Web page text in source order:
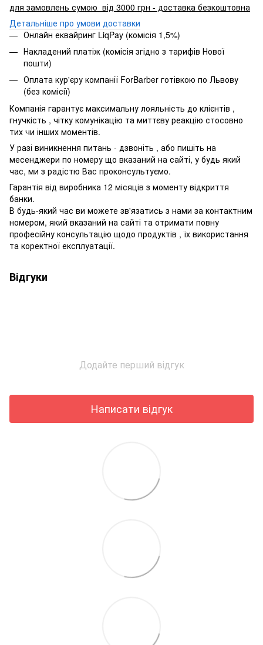
для замовлень сумою від 3000 грн - доставка безкоштовна
Детальніше про умови доставки
Онлайн еквайринг LiqPay (комісія 1,5%)
Накладений платіж (комісія згідно з тарифів Нової
пошти)
Оплата кур'єру компанії ForBarber готівкою по Львову
(без комісії)
Компанія гарантує максимальну лояльність до клієнтів ,
гнучкість , чітку комунікацію та миттєву реакцію стосовно
тих чи інших моментів.
У разі виникнення питань - дзвоніть , або пишіть на
месенджери по номеру що вказаний на сайті, у будь який
час, ми з радістю Вас проконсультуємо.
Гарантія від виробника 12 місяців з моменту відкриття
банки.
В будь-який час ви можете зв'язатись з нами за контактним
номером, який вказаний на сайті та отримати повну
професійну консультацію щодо продуктів , їх використання
та коректної експлуатації.
Відгуки
Додайте перший відгук
Написати відгук